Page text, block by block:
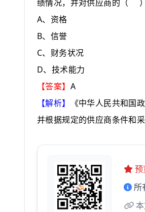
绩情况，并对供应商的 （ ）
A、资格
B、信誉
C、财务状况
D、技术能力
【答案】 A
【解析】
《中华人民共和国
并根据规定的供应商条件和
预
所